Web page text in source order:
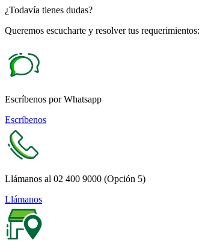
¿Todavía tienes dudas?
Queremos escucharte y resolver tus requerimientos:
Escríbenos por Whatsapp
Escríbenos
Llámanos al 02 400 9000 (Opción 5)
Llámanos